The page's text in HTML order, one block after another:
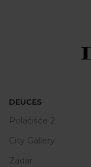
DEUCES
Polačišće 2
City Gallery
Zadar